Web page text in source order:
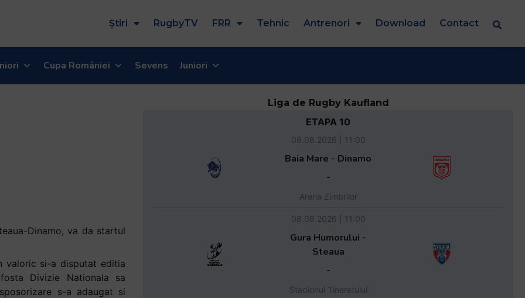
Știri RugbyTV FRR Tehnic Antrenori Download Contact
Cupa României Sevens Juniori
Dinamo, va da startul
valoric si-a disputat editia
Divizie Nationala sa
s-a adaugat si
Liga de Rugby Kaufland
ETAPA 10
08.08.2026 | 11:00
Baia Mare - Dinamo
-
Arena Zimbrilor
08.08.2026 | 11:00
Gura Humorului -
Steaua
-
Stadionul Tineretului